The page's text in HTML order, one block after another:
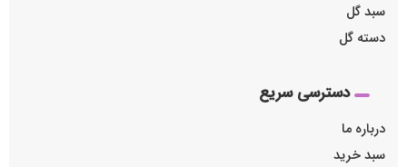
سبد گل
دسته گل
دسترسی سریع
درباره ما
سبد خرید